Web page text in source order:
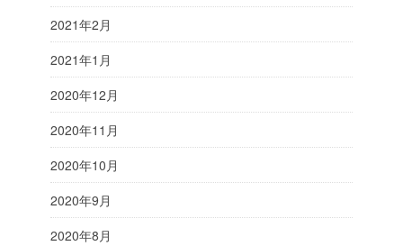
2021年2月
2021年1月
2020年12月
2020年11月
2020年10月
2020年9月
2020年8月